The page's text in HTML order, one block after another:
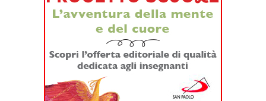
amanti del thriller
di Bentley Little
(Vallecchi Firenze; traduzione di Ariase
Barretta) sarà disponibile in libreria e store online a partire
dal 17 febbraio. La serie omonima tratta dal romanzo